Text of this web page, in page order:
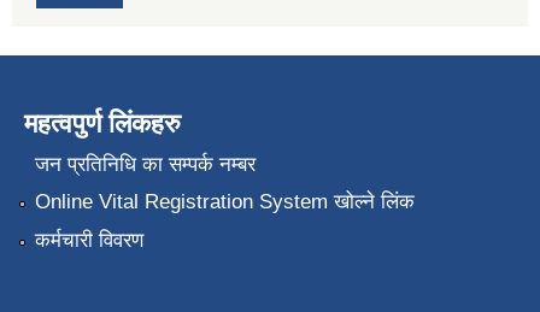
महत्वपुर्ण लिंकहरु
जन प्रतिनिधि का सम्पर्क नम्बर
Online Vital Registration System खोल्ने लिंक
कर्मचारी विवरण